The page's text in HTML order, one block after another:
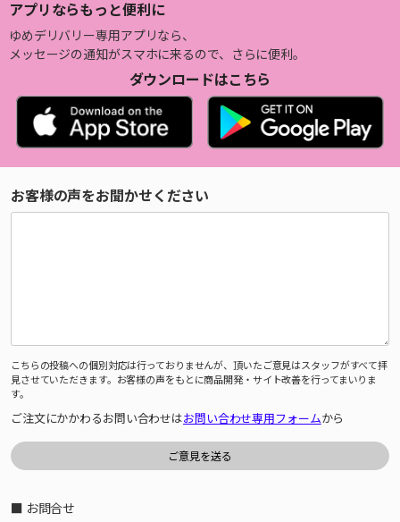
アプリならもっと便利に
ゆめデリバリー専用アプリなら、
メッセージの通知がスマホに来るので、さらに便利。
ダウンロードはこちら
お客様の声をお聞かせください
こちらの投稿への個別対応は行っておりませんが、頂いたご意見はスタッフがすべて拝
見させていただきます。お客様の声をもとに商品開発・サイト改善を行ってまいりま
す。
ご注文にかかわるお問い合わせはお問い合わせ専用フォームから
■ お問合せ